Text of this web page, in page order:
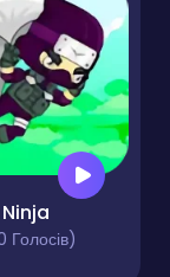
Голосів)